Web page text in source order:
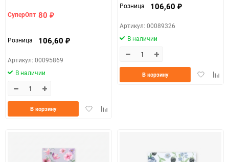
СуперОпт 80 ₽
Розница 106,60 ₽
Артикул: 00095869
В наличии
ДобавитьДобавить
В корзину
Розница 106,60 ₽
Артикул: 00089326
В наличии
Добавить
В корзину